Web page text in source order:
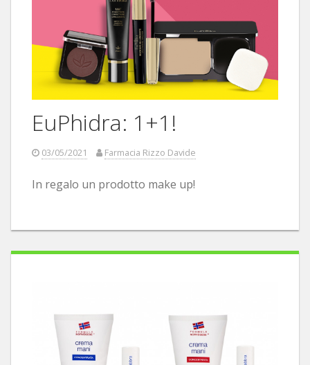
EuPhidra: 1+1!
03/05/2021 Farmacia Rizzo Davide
In regalo un prodotto make up!